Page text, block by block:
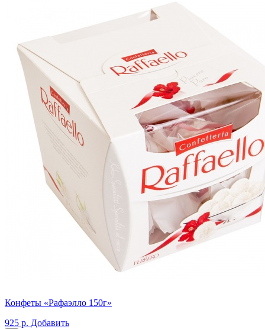
Конфеты «Рафаэлло 150г»
925 р. Добавить